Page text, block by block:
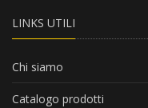
LINKS UTILI
Chi siamo
Catalogo prodotti